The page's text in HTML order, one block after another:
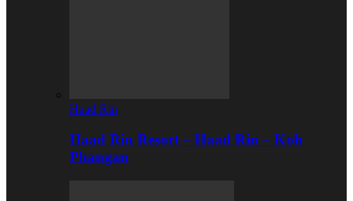
Haad Rin
Haad Rin Resort – Haad Rin – Koh
Phangan